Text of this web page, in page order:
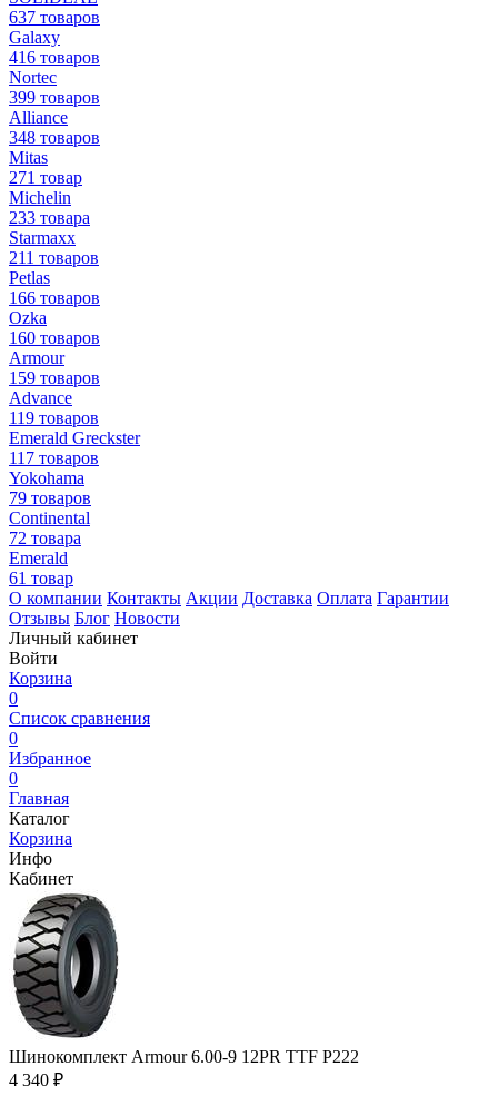
637 товаров
Galaxy
416 товаров
Nortec
399 товаров
Alliance
348 товаров
Mitas
271 товар
Michelin
233 товара
Starmaxx
211 товаров
Petlas
166 товаров
Ozka
160 товаров
Armour
159 товаров
Advance
119 товаров
Emerald Greckster
117 товаров
Yokohama
79 товаров
Continental
72 товара
Emerald
61 товар
О компании Контакты Акции Доставка Оплата Гарантии
Отзывы Блог Новости
Личный кабинет
Войти
Корзина
0
Список сравнения
0
Избранное
0
Главная
Каталог
Корзина
Инфо
Кабинет
Шинокомплект Armour 6.00-9 12PR TTF P222
4 340 ₽